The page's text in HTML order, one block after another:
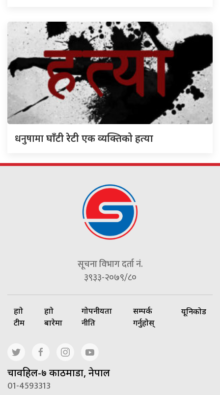
धनुषामाघाँटी रेटी एक व्यक्तिको हत्या
सूचना विभाग दर्ता नं.
३९३३-२०७९/८०
हाम्रो
टीम
हाम्रो
बारेमा
गोपनीयता
नीति
सम्पर्क
गर्नुहोस्
यूनिकोड
चावहिल-७ काठमाडौं, नेपाल
01-4593313